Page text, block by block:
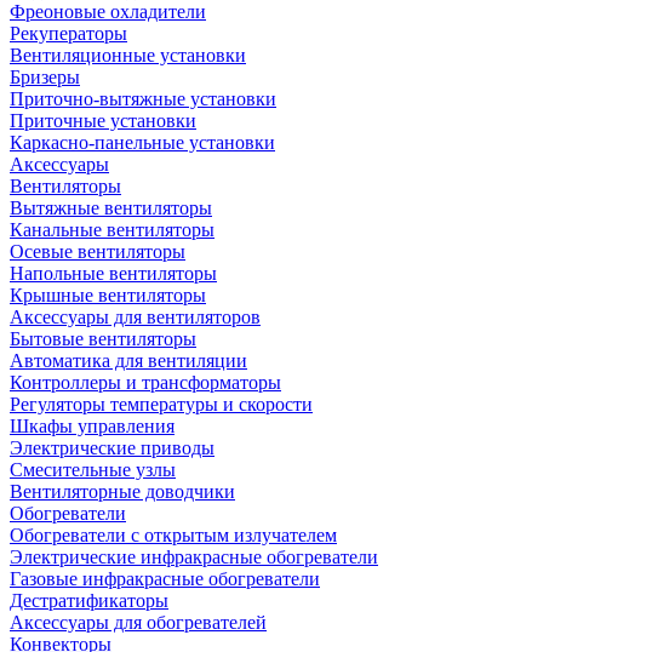
Фреоновые охладители
Рекуператоры
Вентиляционные установки
Бризеры
Приточно-вытяжные установки
Приточные установки
Каркасно-панельные установки
Аксессуары
Вентиляторы
Вытяжные вентиляторы
Канальные вентиляторы
Осевые вентиляторы
Напольные вентиляторы
Крышные вентиляторы
Аксессуары для вентиляторов
Бытовые вентиляторы
Автоматика для вентиляции
Контроллеры и трансформаторы
Регуляторы температуры и скорости
Шкафы управления
Электрические приводы
Смесительные узлы
Вентиляторные доводчики
Обогреватели
Обогреватели с открытым излучателем
Электрические инфракрасные обогреватели
Газовые инфракрасные обогреватели
Дестратификаторы
Аксессуары для обогревателей
Конвекторы